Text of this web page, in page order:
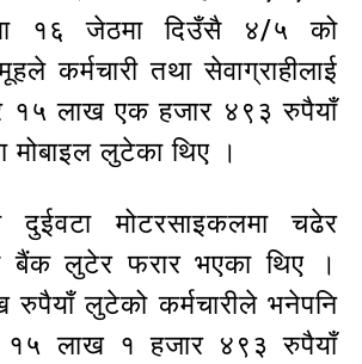
१६ जेठमा दिउँसै ४/५ को
कर्मचारी तथा सेवाग्राहीलाई
१५ लाख एक हजार ४९३ रुपैयाँ
मोबाइल लुटेका थिए ।
दुईवटा मोटरसाइकलमा चढेर
बैंक लुटेर फरार भएका थिए ।
लुटेको कर्मचारीले भनेपनि
१५ लाख १ हजार ४९३ रुपैयाँ